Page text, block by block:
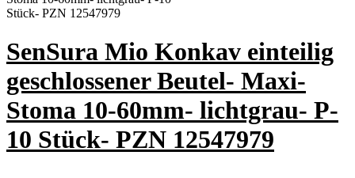
SenSura Mio Konkav einteilig
geschlossener Beutel- Maxi-
Stoma 10-60mm- lichtgrau- P-
10 Stück- PZN 12547979